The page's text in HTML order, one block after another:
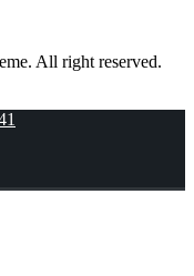
All right reserved.